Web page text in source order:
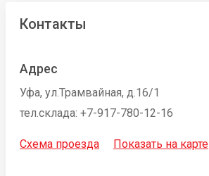
Контакты
Адрес
Уфа, ул.Трамвайная, д.16/1
тел.склада: +7-917-780-12-16
Схема проезда Показать на карте